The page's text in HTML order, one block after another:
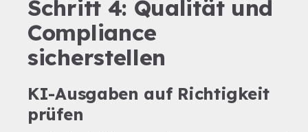
Schritt 4: Qualität und
Compliance
sicherstellen
KI-Ausgaben auf Richtigkeit
prüfen